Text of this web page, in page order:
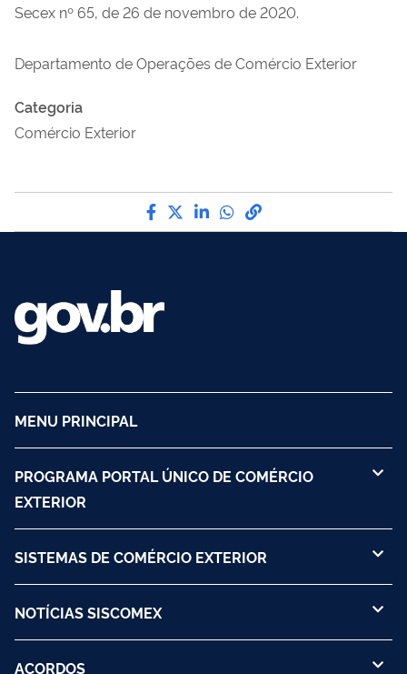
Secex nº 65, de 26 de novembro de 2020.
Departamento de Operações de Comércio Exterior
Categoria
Comércio Exterior
Compartilhe por Facebook
Compartilhe por Twitter
Compartilhe por
Compartilhe por
link para Copiar
MENU PRINCIPAL
PROGRAMA PORTAL ÚNICO DE COMÉRCIO
EXTERIOR
SISTEMAS DE COMÉRCIO EXTERIOR
NOTÍCIAS SISCOMEX
ACORDOS